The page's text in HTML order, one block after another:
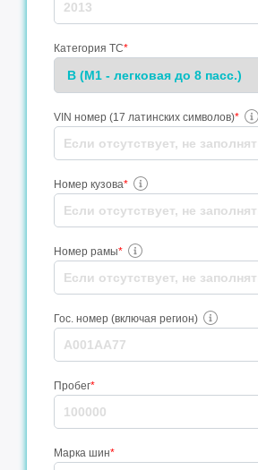
Категория ТС*
VIN номер (17 латинских символов)*
Номер кузова*
Номер рамы*
Гос. номер (включая регион)
Пробег*
Марка шин*